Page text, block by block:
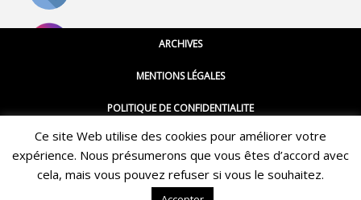
@montpellierpoinginfo
@LePoingMontpellier
ARCHIVES
MENTIONS LÉGALES
POLITIQUE DE CONFIDENTIALITE
CGU
CONTACT
Restez informé·e des dernières actualités du Poing !
Ce site Web utilise des cookies pour améliorer votre
expérience. Nous présumerons que vous êtes d’accord avec
cela, mais vous pouvez refuser si vous le souhaitez.